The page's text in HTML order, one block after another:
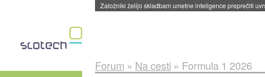
Založniki želijo skladbam umetne inteligence preprečiti
Forum » Na cesti » Formula 1 2026